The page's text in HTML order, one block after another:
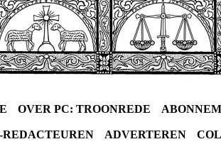
OVER PC: TROONREDE
REDACTEUREN ADVERTEREN